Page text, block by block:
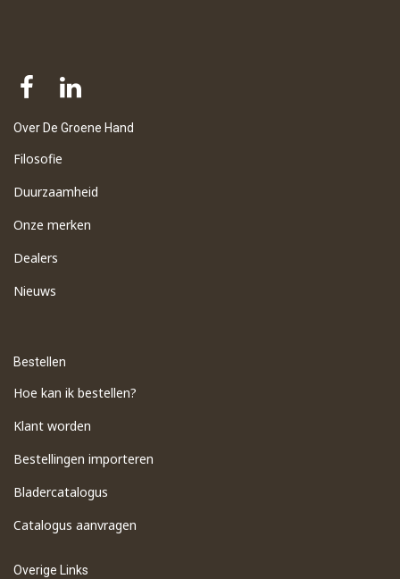
Over De Groene Hand
Filosofie
Duurzaamheid
Onze merken
Dealers
Nieuws
Bestellen
Hoe kan ik bestellen?
Klant worden
Bestellingen importeren
​Bladercatalogus
​Catalogus aanvragen
Overige Links